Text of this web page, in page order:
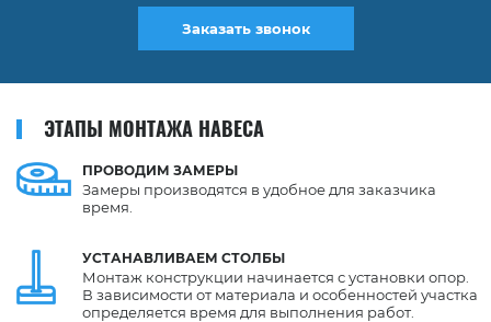
Заказать звонок
ЭТАПЫ МОНТАЖА НАВЕСА
ПРОВОДИМ ЗАМЕРЫ
УСТАНАВЛИВАЕМ СТОЛБЫ
Замеры производятся в удобное для заказчика
время.
Монтаж конструкции начинается с установки опор.
В зависимости от материала и особенностей участка
определяется время для выполнения работ.